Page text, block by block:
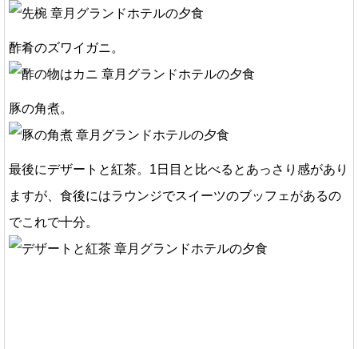
酢肴のズワイガニ。
豚の角煮。
最後にデザートと紅茶。1日目と比べるとあっさり感があり
ますが、食後にはラウンジでスイーツのブッフェがあるの
でこれで十分。